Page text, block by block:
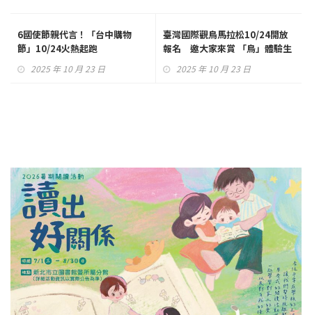
6國使節親代言！「台中購物
節」10/24火熱起跑
2025 年 10 月 23 日
臺灣國際觀鳥馬拉松10/24開放
報名 邀大家來賞 「鳥」體驗生
2025 年 10 月 23 日